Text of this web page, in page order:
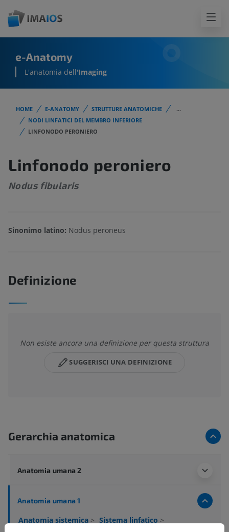
e-Anatomy
L'anatomia dell'Imaging
HOME E-ANATOMY STRUTTURE ANATOMICHE
...
NODI LINFATICI DEL MEMBRO INFERIORE
LINFONODO PERONIERO
Linfonodo peroniero
Nodus fibularis
Sinonimo latino: Nodus peroneus
Definizione
Non esiste ancora una definizione per questa struttura
SUGGERISCI UNA DEFINIZIONE
Gerarchia anatomica
Anatomia umana 2
Anatomia umana 1
Anatomia sistemica > Sistema linfatico >